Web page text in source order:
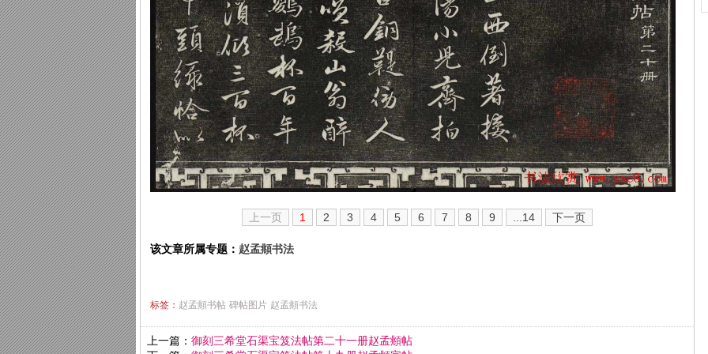
上一页 1 2 3 4 5 6 7 8 9 ...14 下一页
该文章所属专题： 赵孟頫书法
标签： 赵孟頫书帖 碑帖图片 赵孟頫书法
上一篇： 御刻三希堂石渠宝笈法帖第二十一册赵孟頫帖